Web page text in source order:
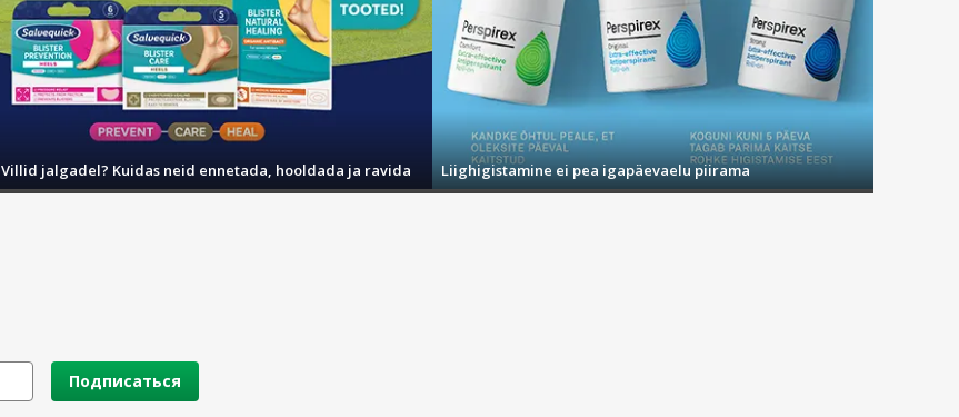
Villid jalgadel? Kuidas neid ennetada, hooldada ja ravida Liighigistamine ei pea igapäevaelu piirama
Подписаться